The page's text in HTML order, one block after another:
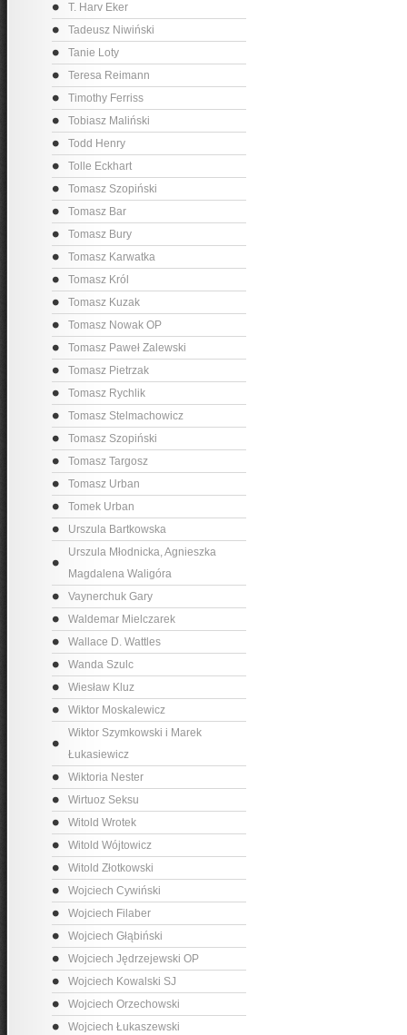
T. Harv Eker
Tadeusz Niwiński
Tanie Loty
Teresa Reimann
Timothy Ferriss
Tobiasz Maliński
Todd Henry
Tolle Eckhart
Tomasz Szopiński
Tomasz Bar
Tomasz Bury
Tomasz Karwatka
Tomasz Król
Tomasz Kuzak
Tomasz Nowak OP
Tomasz Paweł Zalewski
Tomasz Pietrzak
Tomasz Rychlik
Tomasz Stelmachowicz
Tomasz Szopiński
Tomasz Targosz
Tomasz Urban
Tomek Urban
Urszula Bartkowska
Urszula Młodnicka, Agnieszka
Magdalena Waligóra
Vaynerchuk Gary
Waldemar Mielczarek
Wallace D. Wattles
Wanda Szulc
Wiesław Kluz
Wiktor Moskalewicz
Wiktor Szymkowski i Marek
Łukasiewicz
Wiktoria Nester
Wirtuoz Seksu
Witold Wrotek
Witold Wójtowicz
Witold Złotkowski
Wojciech Cywiński
Wojciech Filaber
Wojciech Głąbiński
Wojciech Jędrzejewski OP
Wojciech Kowalski SJ
Wojciech Orzechowski
Wojciech Łukaszewski